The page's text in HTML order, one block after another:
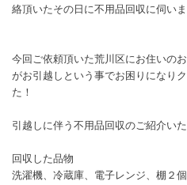
絡頂いたその日に不用品回収に伺いま
今回ご依頼頂いた荒川区にお住いの
がお引越しという事でお困りになり
た！
引越しに伴う不用品回収のご紹介い
回収した品物
洗濯機、冷蔵庫、電子レンジ、棚２